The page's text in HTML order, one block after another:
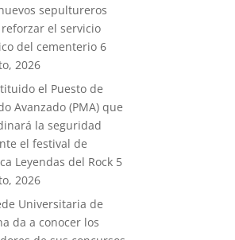
sepultureros
el servicio
del cementerio 6
2026
el Puesto de
Avanzado (PMA) que
la seguridad
el festival de
Leyendas del Rock 5
2026
Universitaria de
da a conocer los